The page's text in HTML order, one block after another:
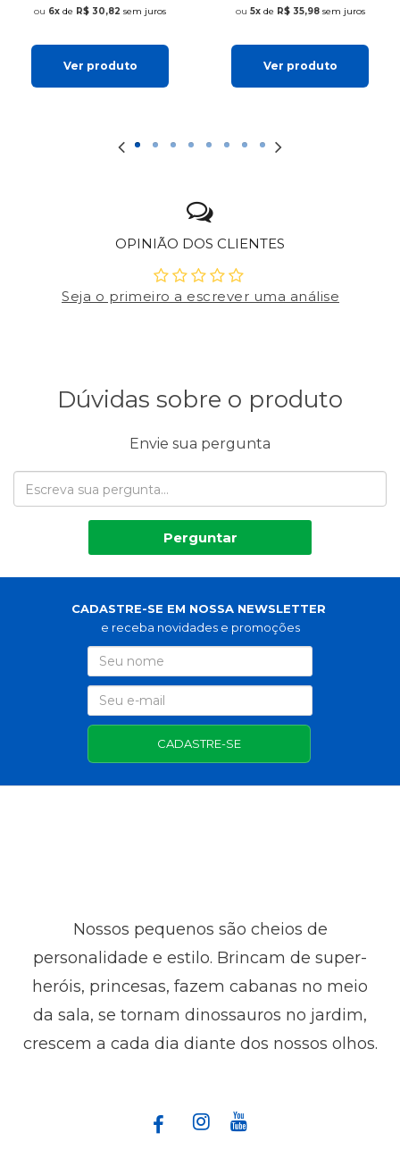
6x de R$ 30,82 sem juros
Ver produto
5xde R$ 35,98sem juros
Ver produto
OPINIÃO DOS CLIENTES
Seja o primeiro a escrever uma análise
Dúvidas sobre o produto
Envie sua pergunta
Perguntar
CADASTRE-SE EM NOSSA NEWSLETTER
e receba novidades e promoções
CADASTRE-SE
Nossos pequenos são cheios de
personalidade e estilo. Brincam de super-
heróis, princesas, fazem cabanas no meio
da sala, se tornam dinossauros no jardim,
crescem a cada dia diante dos nossos olhos.